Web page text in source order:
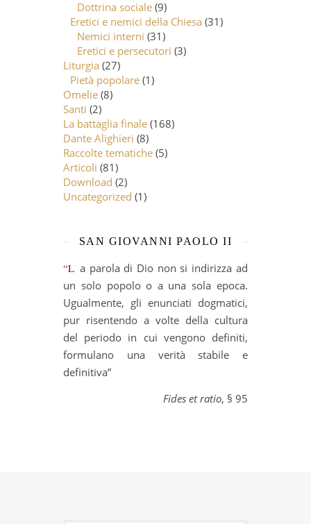
Dottrina sociale (9)
Eretici e nemici della Chiesa (31)
Nemici interni (31)
Eretici e persecutori (3)
Liturgia (27)
Pietà popolare (1)
Omelie (8)
Santi (2)
La battaglia finale (168)
Dante Alighieri (8)
Raccolte tematiche (5)
Articoli (81)
Download (2)
Uncategorized (1)
SAN GIOVANNI PAOLO II
“La parola di Dio non si indirizza ad
un solo popolo o a una sola epoca.
Ugualmente, gli enunciati dogmatici,
pur risentendo a volte della cultura
del periodo in cui vengono definiti,
formulano una verità stabile e
definitiva”
Fides et ratio, § 95